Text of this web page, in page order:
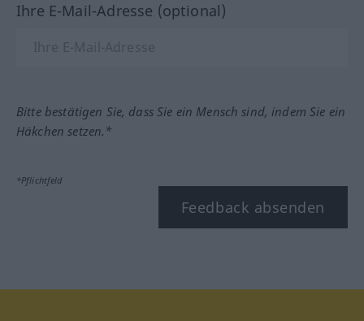
Ihre E-Mail-Adresse (optional)
Bitte bestätigen Sie, dass Sie ein Mensch sind, indem Sie ein
Häkchen setzen.*
*Pflichtfeld
Feedback absenden